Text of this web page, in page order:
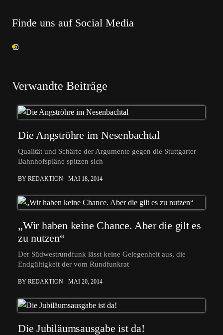
Finde uns auf Social Media
Verwandte Beiträge
Die Angströhre im Nesenbachtal
Qualität und Schärfe der Argumente gegen die Stuttgarter
Bahnhofspläne spitzen sich
BY REDAKTION MAI 18, 2014
„Wir haben keine Chance. Aber die gilt es
zu nutzen“
Der Südwestrundfunk lässt keine Gelegenheit aus, die
Endgültigkeit der vom Rundfunkrat
BY REDAKTION MAI 20, 2014
Die Jubiläumsausgabe ist da!